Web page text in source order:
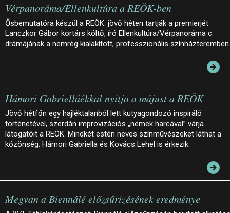
Vérpanoráma/Ellenkultúra a REÖK-ben
Ősbemutatóra készül a REÖK: jövő héten tartják a premierjét
Lanczkor Gábor kortárs költő, író Ellenkultúra/Vérpanoráma c.
drámájának a nemrég kialakított, professzionális színházteremben.
Hámori Gabrielláékkal nyitja a májust a REÖK
Jövő hétfőn egy hajléktalanból lett kutyagondozó inspiráló
történetével, szerdán improvizációs „nemek harcával” várja
látogatóit a REÖK. Mindkét estén neves színművészeket láthat a
közönség: Hámori Gabriella és Kovács Lehel is érkezik.
Megvan a Biennálé előzsűrizésének eredménye